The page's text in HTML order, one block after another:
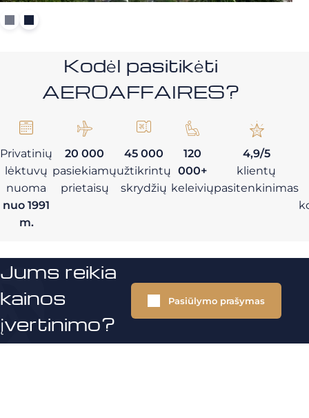
Kodėl pasitikėti
AEROAFFAIRES?
Privatinių
lėktuvų
nuoma
nuo 1991
m.
20 000
pasiekiamų
prietaisų
45 000
užtikrintų
skrydžių
120
000+
keleivių
4,9/5
klientų
pasitenkinimas
Jums reikia
kainos
įvertinimo?
Pasiūlymo prašymas